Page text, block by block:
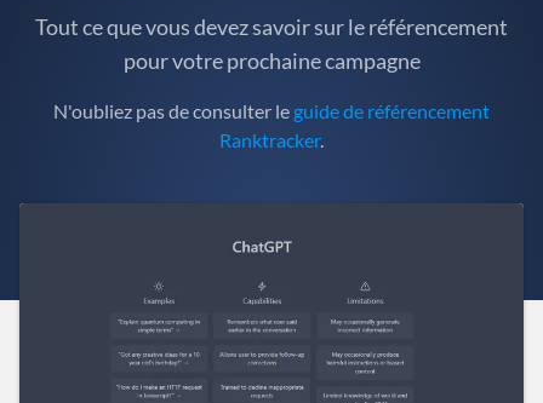
Tout ce que vous devez savoir sur le référencement
pour votre prochaine campagne
N'oubliez pas de consulter le guide de référencement
Ranktracker.